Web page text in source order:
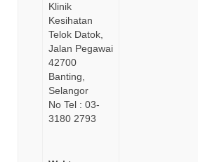
Klinik
Kesihatan
Telok Datok,
Jalan Pegawai
42700
Banting,
Selangor
No Tel : 03-
3180 2793